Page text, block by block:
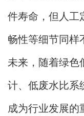
件寿命，但人工
畅性等细节同样
未来，随着绿色
计、低废水比系
成为行业发展的